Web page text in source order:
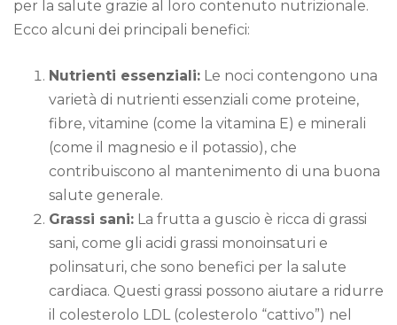
per la salute grazie al loro contenuto nutrizionale.
Ecco alcuni dei principali benefici:
Nutrienti essenziali: Le noci contengono una
varietà di nutrienti essenziali come proteine,
fibre, vitamine (come la vitamina E) e minerali
(come il magnesio e il potassio), che
contribuiscono al mantenimento di una buona
salute generale.
Grassi sani: La frutta a guscio è ricca di grassi
sani, come gli acidi grassi monoinsaturi e
polinsaturi, che sono benefici per la salute
cardiaca. Questi grassi possono aiutare a ridurre
il colesterolo LDL (colesterolo “cattivo”) nel